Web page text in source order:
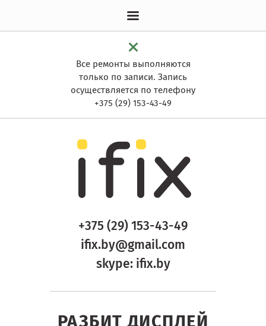
Все ремонты выполняются
только по записи. Запись
осуществляется по телефону
+375 (29) 153-43-49
+375 (29) 153-43-49
ifix.by@gmail.com
skype: ifix.by
РАЗБИТ ДИСПЛЕЙ